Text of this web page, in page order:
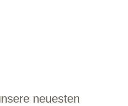
neuesten